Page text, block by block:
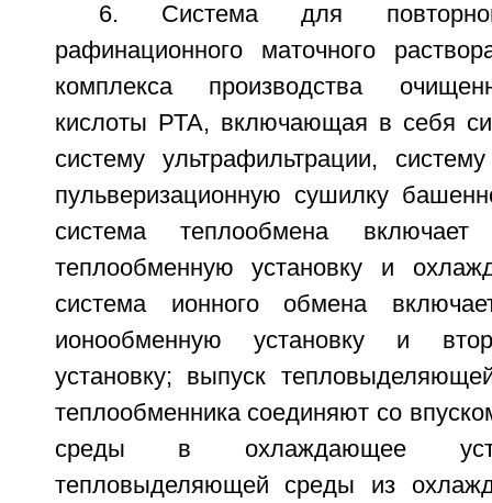
6. Система для
рафинационного маточного
комплекса производства
кислоты РТА, включающая в себя
систему ультрафильтрации,
пульверизационную сушилку
система теплообмена
теплообменную установку и
система ионного обмена
ионообменную установку и
установку; выпуск
теплообменника соединяют со
среды в охлаждающее
тепловыделяющей среды из